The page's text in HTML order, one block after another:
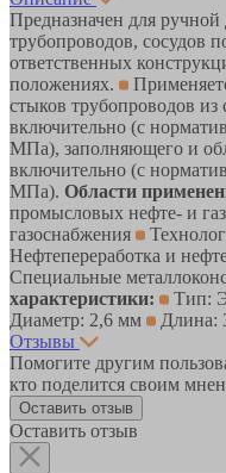
Предназначен для
трубопроводов, сосудов
ответственных
положениях.
стыков трубопроводов
включительно (с
МПа), заполняющего и
включительно (с
МПа). Области
промысловых нефте- и
газоснабжения
Нефтепереработка и
Специальные
характеристики:
Тип:
Диаметр: 2,6 мм
Длина:
Отзывы
Помогите другим
кто поделится своим
Оставить отзыв
Оставить отзыв